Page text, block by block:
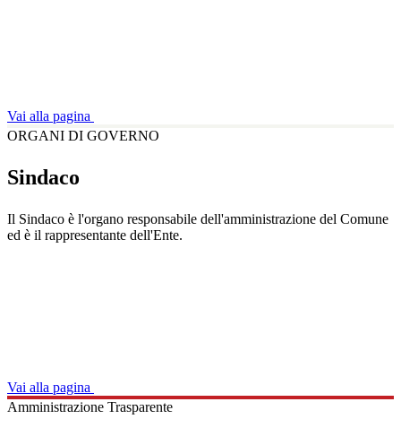
Vai alla pagina
ORGANI DI GOVERNO
Sindaco
Il Sindaco è l'organo responsabile dell'amministrazione del Comune
ed è il rappresentante dell'Ente.
Vai alla pagina
Amministrazione Trasparente